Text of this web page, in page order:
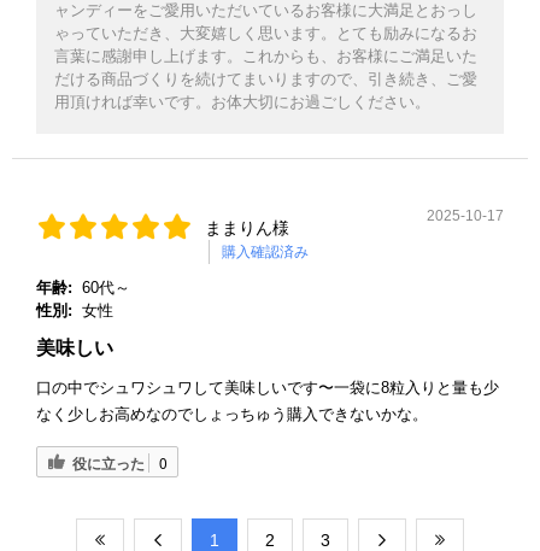
ャンディーをご愛用いただいているお客様に大満足とおっし
ゃっていただき、大変嬉しく思います。とても励みになるお
言葉に感謝申し上げます。これからも、お客様にご満足いた
だける商品づくりを続けてまいりますので、引き続き、ご愛
用頂ければ幸いです。お体大切にお過ごしください。
ままりん様
購入確認済み
2025-10-17
年齢: 60代～
性別: 女性
美味しい
口の中でシュワシュワして美味しいです〜一袋に8粒入りと量も少
なく少しお高めなのでしょっちゅう購入できないかな。
役に立った 0
​1 ​2 ​3